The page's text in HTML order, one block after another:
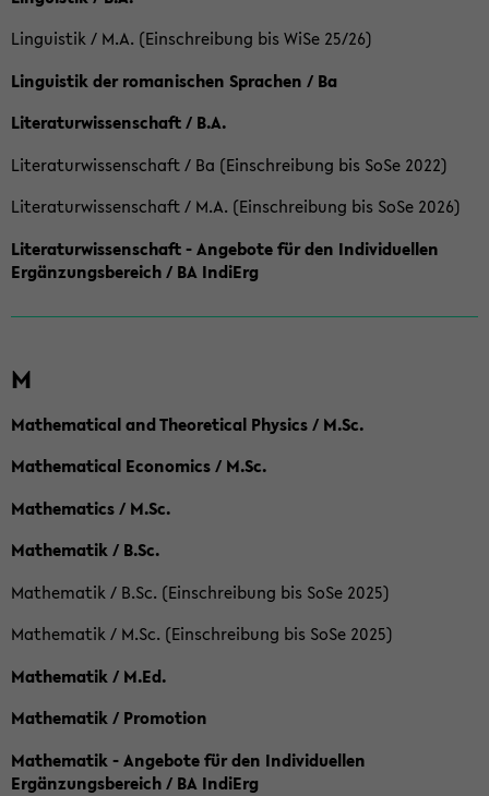
Linguistik / M.A. (Einschreibung bis WiSe 25/26)
Linguistik der romanischen Sprachen / Ba
Literaturwissenschaft / B.A.
Literaturwissenschaft / Ba (Einschreibung bis SoSe 2022)
Literaturwissenschaft / M.A. (Einschreibung bis SoSe 2026)
Literaturwissenschaft - Angebote für den Individuellen
Ergänzungsbereich / BA IndiErg
M
Mathematical and Theoretical Physics / M.Sc.
Mathematical Economics / M.Sc.
Mathematics / M.Sc.
Mathematik / B.Sc.
Mathematik / B.Sc. (Einschreibung bis SoSe 2025)
Mathematik / M.Sc. (Einschreibung bis SoSe 2025)
Mathematik / M.Ed.
Mathematik / Promotion
Mathematik - Angebote für den Individuellen
Ergänzungsbereich / BA IndiErg